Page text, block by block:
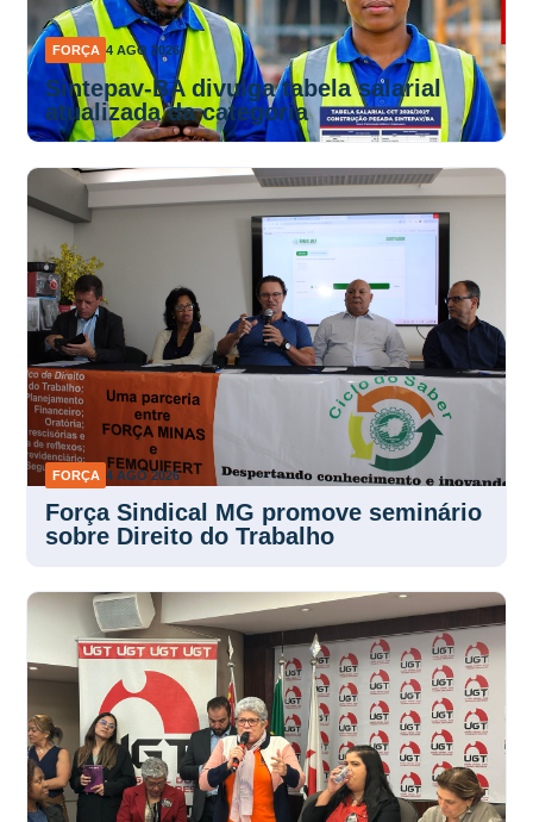
FORÇA 4 AGO 2026
Sintepav-BA divulga tabela salarial
atualizada da categoria
FORÇA 4 AGO 2026
Força Sindical MG promove seminário
sobre Direito do Trabalho